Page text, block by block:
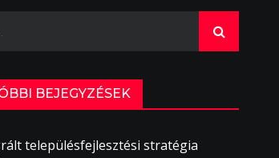
BEJEGYZÉSEK
településfejlesztési stratégia